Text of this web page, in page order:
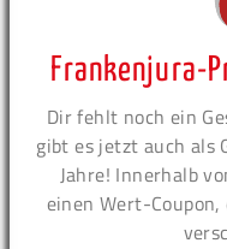
Frankenjura-
Dir fehlt noch ein
gibt es jetzt auch als
Jahre! Innerhalb
einen Wert-